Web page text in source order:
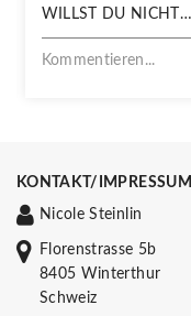
WILLST DU NICHT
VERPASSEN!
Kommentieren...
KONTAKT/IMPRESSUM
Nicole Steinlin
Florenstrasse 5b
8405 Winterthur
Schweiz